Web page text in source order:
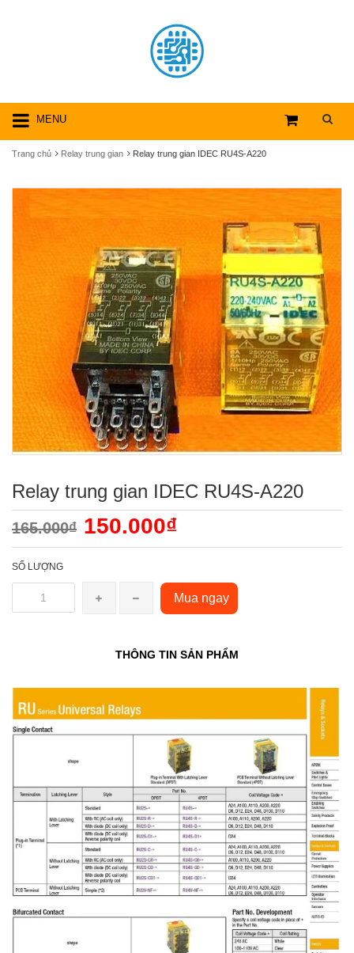
MENU
Trang chủ Relay trung gian Relay trung gian IDEC RU4S-A220
Relay trung gian IDEC RU4S-A220
165.000₫ 150.000₫
SỐ LƯỢNG
Mua ngay
THÔNG TIN SẢN PHẨM